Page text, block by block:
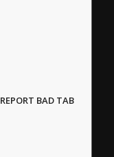
REPORT BAD TAB